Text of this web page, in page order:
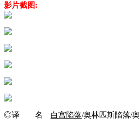
影片截图:
◎译 名 白宫陷落/奥林匹斯陷落/